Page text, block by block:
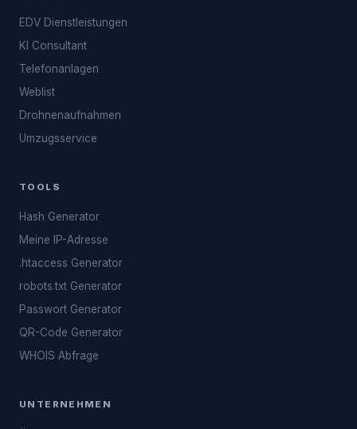
EDV Dienstleistungen
KI Consultant
Telefonanlagen
Weblist
Drohnenaufnahmen
Umzugsservice
TOOLS
Hash Generator
Meine IP-Adresse
.htaccess Generator
robots.txt Generator
Passwort Generator
QR-Code Generator
WHOIS Abfrage
UNTERNEHMEN